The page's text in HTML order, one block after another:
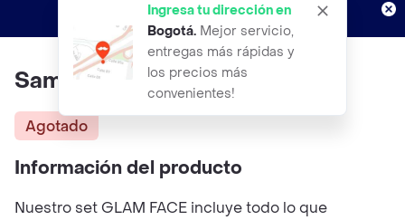
Ingresa tu dirección en
Bogotá. Mejor servicio,
entregas más rápidas y
los precios más
convenientes!
envíos gratis por semanas
Aplican TyC
Samy Kit Glam Face
Agotado
Información del producto
Nuestro set GLAM FACE incluye todo lo que